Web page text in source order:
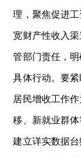
理，聚焦促进
宽财产性收入
管部门责任，
具体行动。要
居民增收工作
移、新就业群
建立详实数据